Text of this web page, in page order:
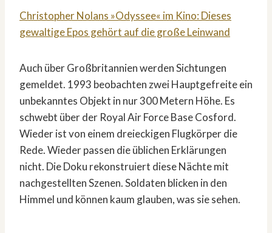
Christopher Nolans »Odyssee« im Kino: Dieses
gewaltige Epos gehört auf die große Leinwand
Auch über Großbritannien werden Sichtungen
gemeldet. 1993 beobachten zwei Hauptgefreite ein
unbekanntes Objekt in nur 300 Metern Höhe. Es
schwebt über der Royal Air Force Base Cosford.
Wieder ist von einem dreieckigen Flugkörper die
Rede. Wieder passen die üblichen Erklärungen
nicht. Die Doku rekonstruiert diese Nächte mit
nachgestellten Szenen. Soldaten blicken in den
Himmel und können kaum glauben, was sie sehen.